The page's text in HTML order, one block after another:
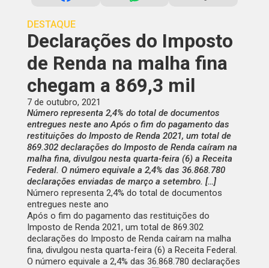
DESTAQUE
Declarações do Imposto
de Renda na malha fina
chegam a 869,3 mil
7 de outubro, 2021
Número representa 2,4% do total de documentos
entregues neste ano Após o fim do pagamento das
restituições do Imposto de Renda 2021, um total de
869.302 declarações do Imposto de Renda caíram na
malha fina, divulgou nesta quarta-feira (6) a Receita
Federal. O número equivale a 2,4% das 36.868.780
declarações enviadas de março a setembro. […]
Número representa 2,4% do total de documentos
entregues neste ano
Após o fim do pagamento das restituições do
Imposto de Renda 2021, um total de 869.302
declarações do Imposto de Renda caíram na malha
fina, divulgou nesta quarta-feira (6) a Receita Federal.
O número equivale a 2,4% das 36.868.780 declarações